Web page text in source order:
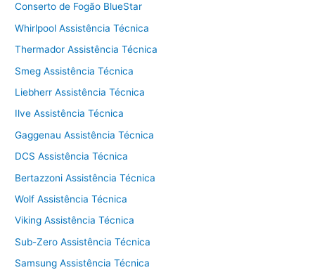
Conserto de Fogão BlueStar
Whirlpool Assistência Técnica
Thermador Assistência Técnica
Smeg Assistência Técnica
Liebherr Assistência Técnica
Ilve Assistência Técnica
Gaggenau Assistência Técnica
DCS Assistência Técnica
Bertazzoni Assistência Técnica
Wolf Assistência Técnica
Viking Assistência Técnica
Sub-Zero Assistência Técnica
Samsung Assistência Técnica